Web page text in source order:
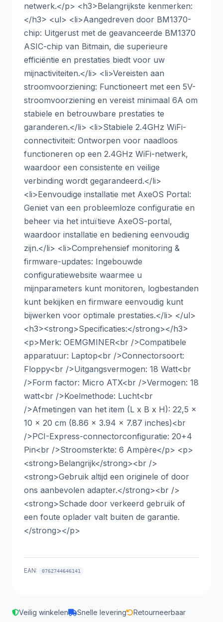
netwerk.</p> <h3>Belangrijkste kenmerken:
</h3> <ul> <li>Aangedreven door BM1370-
chip: Uitgerust met de geavanceerde BM1370
ASIC-chip van Bitmain, die superieure
efficiëntie en prestaties biedt voor uw
mijnactiviteiten.</li> <li>Vereisten aan
stroomvoorziening: Functioneert met een 5V-
stroomvoorziening en vereist minimaal 6A om
stabiele en betrouwbare prestaties te
garanderen.</li> <li>Stabiele 2.4GHz WiFi-
connectiviteit: Ontworpen voor naadloos
functioneren op een 2.4GHz WiFi-netwerk,
waardoor een consistente en veilige
verbinding wordt gegarandeerd.</li>
<li>Eenvoudige installatie met AxeOS Portal:
Geniet van een probleemloze configuratie en
beheer via het intuïtieve AxeOS-portal,
waardoor installatie en bediening eenvoudig
zijn.</li> <li>Comprehensief monitoring &
firmware-updates: Ingebouwde
configuratiewebsite waarmee u
mijnparameters kunt monitoren, logbestanden
kunt bekijken en firmware eenvoudig kunt
bijwerken voor optimale prestaties.</li> </ul>
<h3><strong>Specificaties:</strong></h3>
<p>Merk: OEMGMINER<br />Compatibele
apparatuur: Laptop<br />Connectorsoort:
Floppy<br />Uitgangsvermogen: 18 Watt<br
/>Form factor: Micro ATX<br />Vermogen: 18
watt<br />Koelmethode: Lucht<br
/>Afmetingen van het item (L x B x H): 22,5 x
10 x 20 cm (8.86 x 3.94 x 7.87 inches)<br
/>PCI-Express-connectorconfiguratie: 20+4
Pin<br />Stroomsterkte: 6 Ampère</p> <p>
<strong>Belangrijk</strong><br />
<strong>Gebruik altijd een originele of door
ons aanbevolen adapter.</strong><br />
<strong>Schade door verkeerd gebruik of
een foute oplader valt buiten de garantie.
</strong></p>
EAN: 0762744646141
Veilig winkelen Snelle levering Retourneerbaar